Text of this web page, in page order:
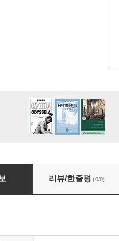
하는 노르웨이 문화
리뷰/한줄평 (0/0)